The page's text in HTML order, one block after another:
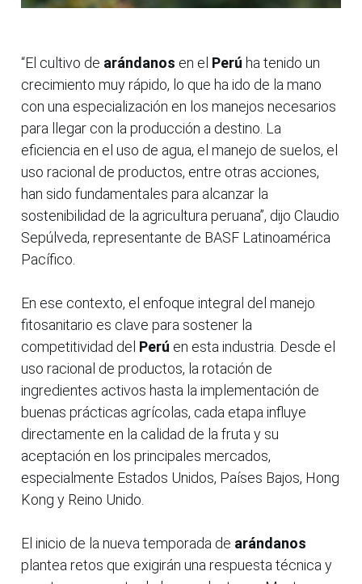
“El cultivo de arándanos en el Perú ha tenido un
crecimiento muy rápido, lo que ha ido de la mano
con una especialización en los manejos necesarios
para llegar con la producción a destino. La
eficiencia en el uso de agua, el manejo de suelos, el
uso racional de productos, entre otras acciones,
han sido fundamentales para alcanzar la
sostenibilidad de la agricultura peruana”, dijo Claudio
Sepúlveda, representante de BASF Latinoamérica
Pacífico.
En ese contexto, el enfoque integral del manejo
fitosanitario es clave para sostener la
competitividad del Perú en esta industria. Desde el
uso racional de productos, la rotación de
ingredientes activos hasta la implementación de
buenas prácticas agrícolas, cada etapa influye
directamente en la calidad de la fruta y su
aceptación en los principales mercados,
especialmente Estados Unidos, Países Bajos, Hong
Kong y Reino Unido.
El inicio de la nueva temporada de arándanos
plantea retos que exigirán una respuesta técnica y